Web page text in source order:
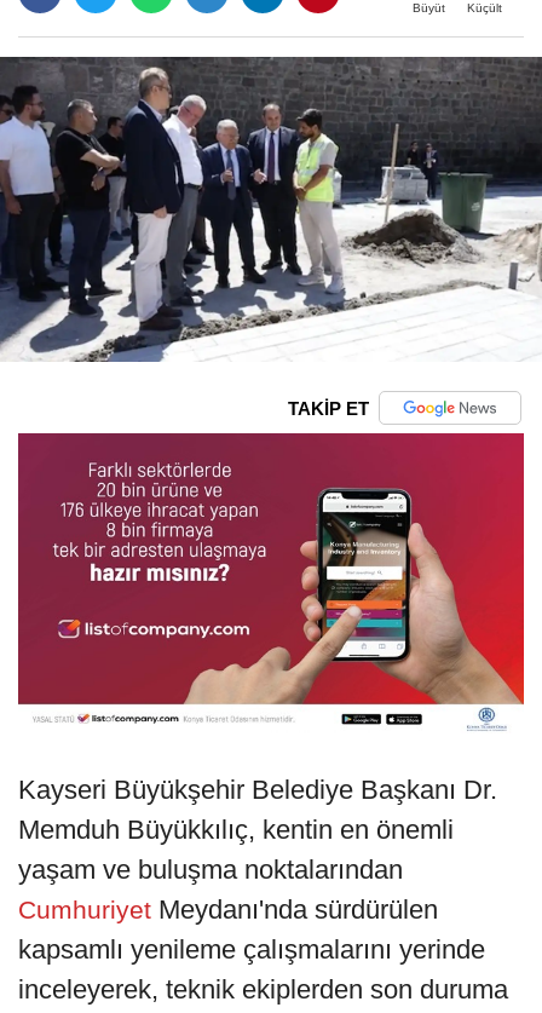
Büyüt Küçült
TAKİP ET
Kayseri Büyükşehir Belediye Başkanı Dr.
Memduh Büyükkılıç, kentin en önemli
yaşam ve buluşma noktalarından
Cumhuriyet Meydanı'nda sürdürülen
kapsamlı yenileme çalışmalarını yerinde
inceleyerek, teknik ekiplerden son duruma